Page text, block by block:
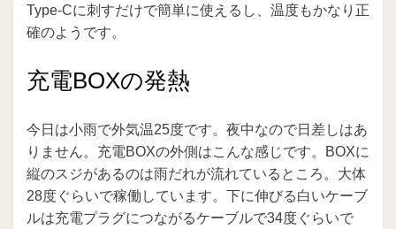
Type-Cに刺すだけで簡単に使えるし、温度もかなり正
確のようです。
充電BOXの発熱
今日は小雨で外気温25度です。夜中なので日差しはあ
りません。充電BOXの外側はこんな感じです。BOXに
縦のスジがあるのは雨だれが流れているところ。大体
28度ぐらいで稼働しています。下に伸びる白いケーブ
ルは充電プラグにつながるケーブルで34度ぐらいで